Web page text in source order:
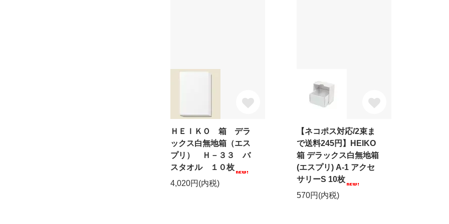
ＨＥＩＫＯ 箱 デラ
ックス白無地箱（エス
プリ） Ｈ－３３ バ
スタオル １０枚
4,020円(内税)
【ネコポス対応/2束ま
で送料245円】HEIKO
箱 デラックス白無地箱
(エスプリ) A-1 アクセ
サリーS 10枚
570円(内税)